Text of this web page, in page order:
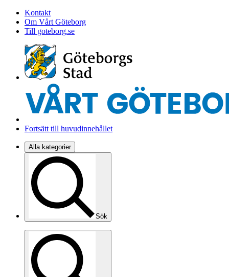
Kontakt
Om Vårt Göteborg
Till goteborg.se
Fortsätt till huvudinnehållet
Alla kategorier
Sök